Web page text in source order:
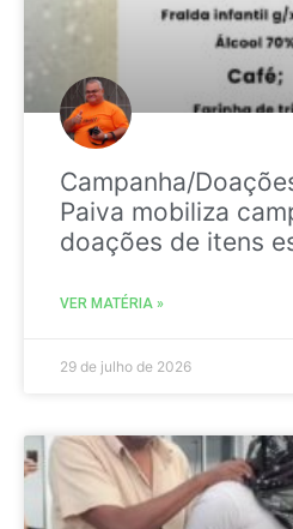
Campanha/
Paiva mobiliza
doações de itens
VER MATÉRIA »
29 de julho de 2026